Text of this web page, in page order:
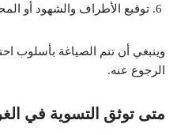
توقيع الأطراف والشهود أو
وينبغي أن تتم الصياغة بأسلوب
الرجوع عنه.
متى توثق التسوية في